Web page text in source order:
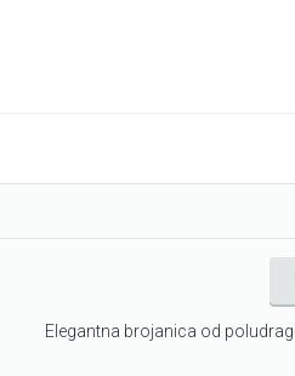
Elegantna brojanica od